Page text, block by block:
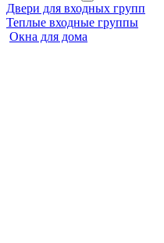
Двери для входных групп
Теплые входные группы
Окна для дома